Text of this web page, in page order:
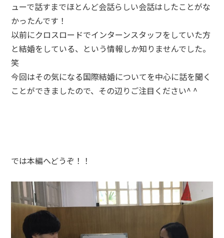
ューで話すまでほとんど会話らしい会話はしたことがな
かったんです！
以前にクロスロードでインターンスタッフをしていた方
と結婚をしている、という情報しか知りませんでした。
笑
今回はその気になる国際結婚についてを中心に話を聞く
ことができましたので、その辺りご注目ください^ ^
では本編へどうぞ！！